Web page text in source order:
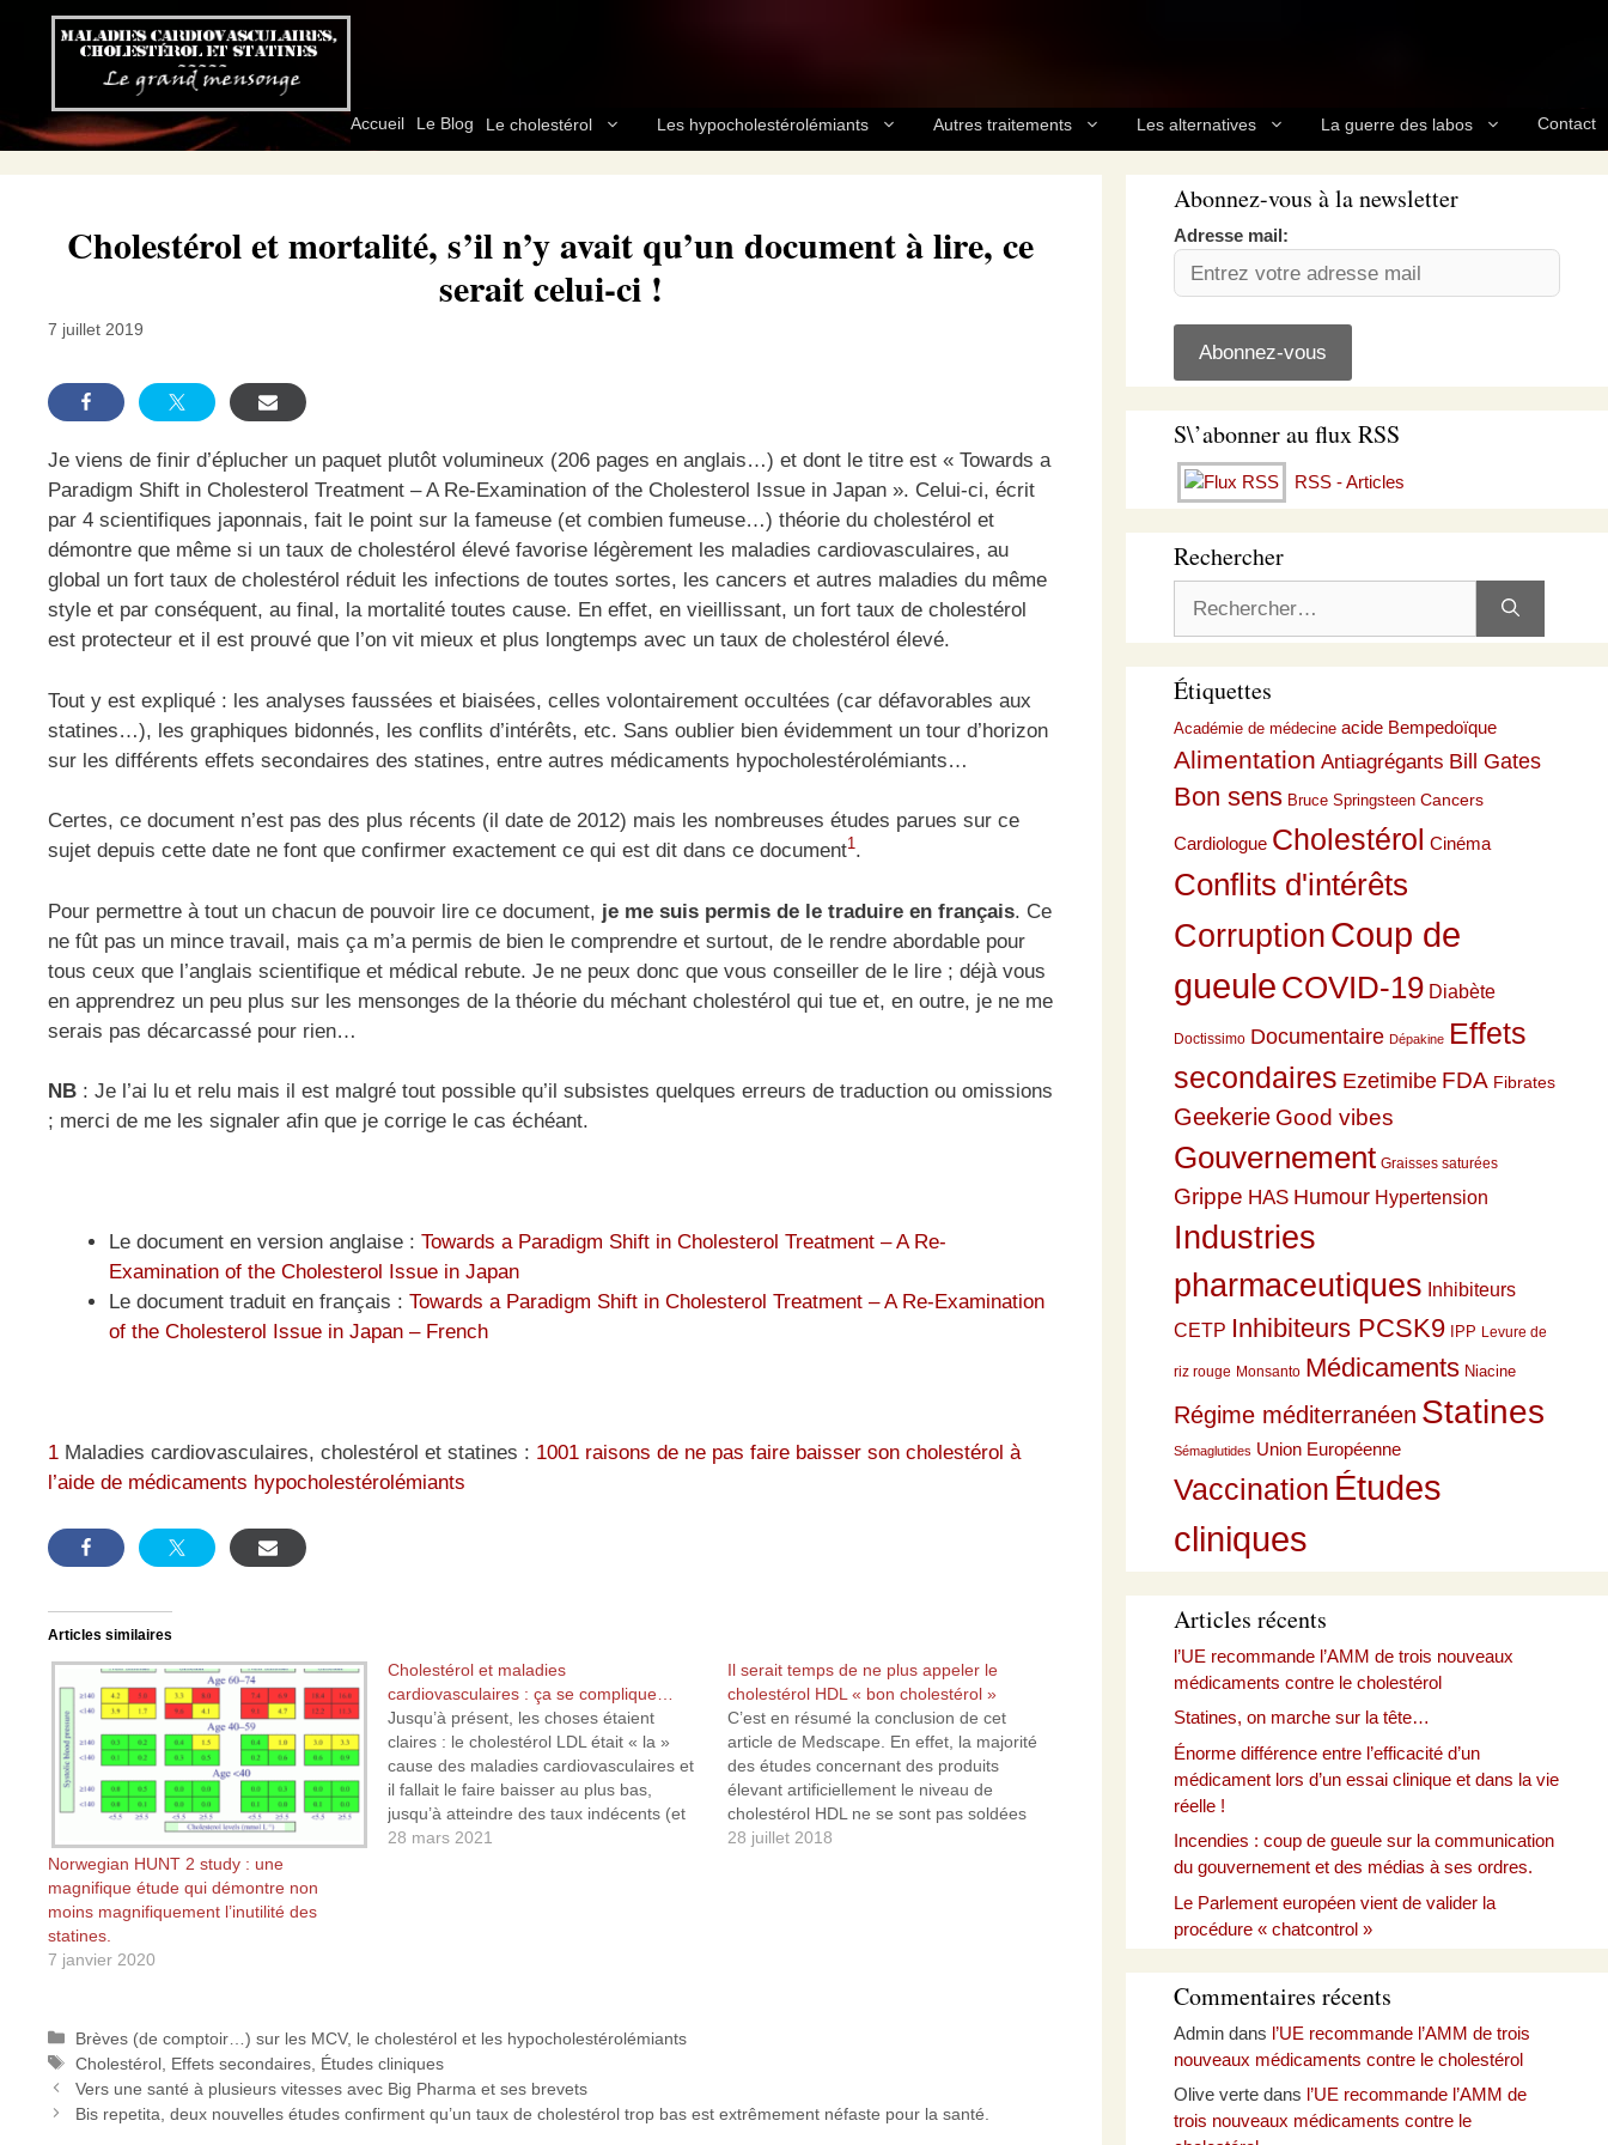
Accueil Le Blog Le cholestérol Les hypocholestérolémiants Autres traitements Les alternatives La guerre des labos Contact
Cholestérol et mortalité, s’il n’y avait qu’un document à lire, ce
serait celui-ci !
7 juillet 2019
Je viens de finir d’éplucher un paquet plutôt volumineux (206 pages en anglais…) et dont le titre est « Towards a
Paradigm Shift in Cholesterol Treatment – A Re-Examination of the Cholesterol Issue in Japan ». Celui-ci, écrit
par 4 scientifiques japonnais, fait le point sur la fameuse (et combien fumeuse…) théorie du cholestérol et
démontre que même si un taux de cholestérol élevé favorise légèrement les maladies cardiovasculaires, au
global un fort taux de cholestérol réduit les infections de toutes sortes, les cancers et autres maladies du même
style et par conséquent, au final, la mortalité toutes cause. En effet, en vieillissant, un fort taux de cholestérol
est protecteur et il est prouvé que l’on vit mieux et plus longtemps avec un taux de cholestérol élevé.
Tout y est expliqué : les analyses faussées et biaisées, celles volontairement occultées (car défavorables aux
statines…), les graphiques bidonnés, les conflits d’intérêts, etc. Sans oublier bien évidemment un tour d’horizon
sur les différents effets secondaires des statines, entre autres médicaments hypocholestérolémiants…
Certes, ce document n’est pas des plus récents (il date de 2012) mais les nombreuses études parues sur ce
sujet depuis cette date ne font que confirmer exactement ce qui est dit dans ce document1.
Pour permettre à tout un chacun de pouvoir lire ce document, je me suis permis de le traduire en français. Ce
ne fût pas un mince travail, mais ça m’a permis de bien le comprendre et surtout, de le rendre abordable pour
tous ceux que l’anglais scientifique et médical rebute. Je ne peux donc que vous conseiller de le lire ; déjà vous
en apprendrez un peu plus sur les mensonges de la théorie du méchant cholestérol qui tue et, en outre, je ne me
serais pas décarcassé pour rien…
NB : Je l’ai lu et relu mais il est malgré tout possible qu’il subsistes quelques erreurs de traduction ou omissions
; merci de me les signaler afin que je corrige le cas échéant.
Le document en version anglaise : Towards a Paradigm Shift in Cholesterol Treatment – A Re-
Examination of the Cholesterol Issue in Japan
Le document traduit en français : Towards a Paradigm Shift in Cholesterol Treatment – A Re-Examination
of the Cholesterol Issue in Japan – French
1 Maladies cardiovasculaires, cholestérol et statines : 1001 raisons de ne pas faire baisser son cholestérol à
l’aide de médicaments hypocholestérolémiants
Articles similaires
Norwegian HUNT 2 study : une
magnifique étude qui démontre non
moins magnifiquement l’inutilité des
statines.
7 janvier 2020
Cholestérol et maladies
cardiovasculaires : ça se complique…
Jusqu’à présent, les choses étaient
claires : le cholestérol LDL était « la »
cause des maladies cardiovasculaires et
il fallait le faire baisser au plus bas,
jusqu’à atteindre des taux indécents (et
surtout nocifs pour la santé), les
28 mars 2021
Il serait temps de ne plus appeler le
cholestérol HDL « bon cholestérol »
C’est en résumé la conclusion de cet
article de Medscape. En effet, la majorité
des études concernant des produits
élevant artificiellement le niveau de
cholestérol HDL ne se sont pas soldées
par des résultats à la hauteur des
28 juillet 2018
Catégories
Brèves (de comptoir…) sur les MCV, le cholestérol et les hypocholestérolémiants
Étiquettes
Cholestérol Effets secondaires Études cliniques
Vers une santé à plusieurs vitesses avec Big Pharma et ses brevets
Bis repetita, deux nouvelles études confirment qu’un taux de cholestérol trop bas est extrêmement néfaste pour la santé.
Abonnez-vous à la newsletter
Adresse mail:
S\’abonner au flux RSS
RSS - Articles
Rechercher
Étiquettes
Académie de médecine acide Bempedoïque
Alimentation Antiagrégants Bill Gates
Bon sens Bruce Springsteen Cancers
Cardiologue Cholestérol Cinéma
Conflits d'intérêts
CorruptionCoup de
gueule COVID-19 Diabète
Doctissimo Documentaire Dépakine Effets
secondaires Ezetimibe FDA Fibrates
Geekerie Good vibes
Gouvernement Graisses saturées
Grippe HAS Humour Hypertension
Industries
pharmaceutiques Inhibiteurs
CETP Inhibiteurs PCSK9 IPP Levure de
riz rouge Monsanto Médicaments Niacine
Régime méditerranéen Statines
Sémaglutides Union Européenne
Vaccination Études
cliniques
Articles récents
l’UE recommande l’AMM de trois nouveaux
médicaments contre le cholestérol
Statines, on marche sur la tête…
Énorme différence entre l’efficacité d’un
médicament lors d’un essai clinique et dans la vie
réelle !
Incendies : coup de gueule sur la communication
du gouvernement et des médias à ses ordres.
Le Parlement européen vient de valider la
procédure « chatcontrol »
Commentaires récents
Admindans l’UE recommande l’AMM de trois
nouveaux médicaments contre le cholestérol
Olive vertedans l’UE recommande l’AMM de
trois nouveaux médicaments contre le